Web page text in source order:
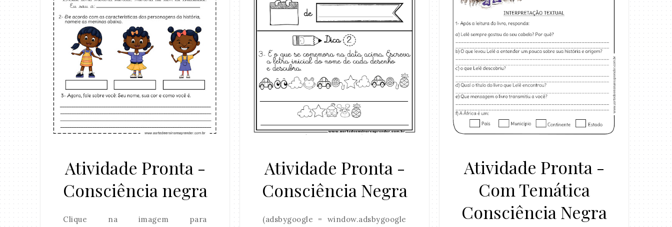
Atividade Pronta -
Consciência negra
Clique na imagem para
Atividade Pronta -
Consciência Negra
(adsbygoogle = window.adsbygoogle
Atividade Pronta -
Com Temática
Consciência Negra